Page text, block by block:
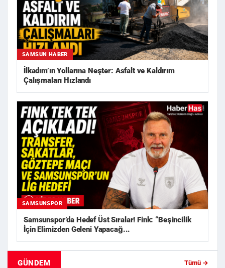
SAMSUN HABER
İlkadım’ın Yollarına Neşter: Asfalt ve Kaldırım
Çalışmaları Hızlandı
SAMSUNSPOR
Samsunspor’da Hedef Üst Sıralar! Fink: “Beşincilik
İçin Elimizden Geleni Yapacağ...
GÜNDEM Tümü →